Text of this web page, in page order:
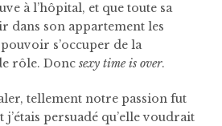
à l’hôpital, et que toute sa
son appartement les
s’occuper de la
rôle. Donc sexy time is over.
tellement notre passion fut
persuadé qu’elle voudrait